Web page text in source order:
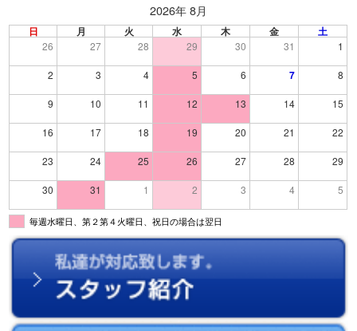
2026年 8月
日 月 火 水 木 金 土
26 27 28 29 30 31 1
2 3 4 5 6 7 8
9 10 11 12 13 14 15
16 17 18 19 20 21 22
23 24 25 26 27 28 29
30 31 1 2 3 4 5
毎週水曜日、第２第４火曜日、祝日の場合は翌日